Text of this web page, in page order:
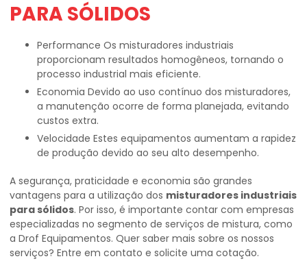
PARA SÓLIDOS
Performance Os misturadores industriais
proporcionam resultados homogêneos, tornando o
processo industrial mais eficiente.
Economia Devido ao uso contínuo dos misturadores,
a manutenção ocorre de forma planejada, evitando
custos extra.
Velocidade Estes equipamentos aumentam a rapidez
de produção devido ao seu alto desempenho.
A segurança, praticidade e economia são grandes
vantagens para a utilização dos misturadores industriais
para sólidos. Por isso, é importante contar com empresas
especializadas no segmento de serviços de mistura, como
a Drof Equipamentos. Quer saber mais sobre os nossos
serviços? Entre em contato e solicite uma cotação.